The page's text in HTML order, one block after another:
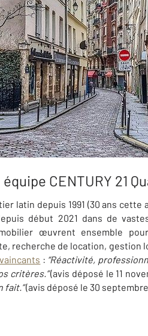
CENTURY 21
latin depuis 1991 (30 ans cette
début 2021 dans de
œuvrent ensemble
recherche de location,
: “Réactivité,
critères.”(avis déposé le 11
fait.”(avis déposé le 30